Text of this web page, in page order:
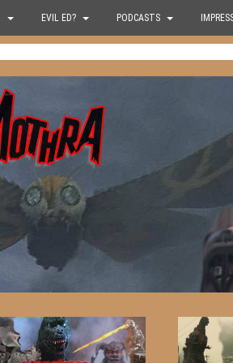
EVIL ED? PODCASTS